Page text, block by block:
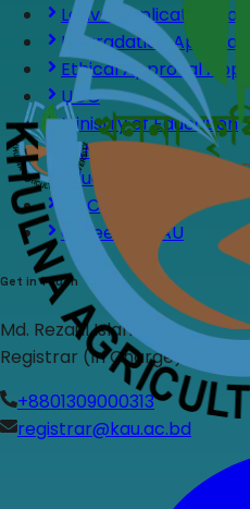
Leave Application Form
Upgradation
Ethical Approval
UGC
Ministry of Education
BANBEIS
Education Boards
NOC
Career at KAU
Get in Touch
Md. Rezaul Islam
Registrar (In Charge)
+8801309000313
registrar@kau.ac.bd